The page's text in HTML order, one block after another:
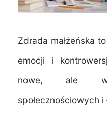
Zdrada małżeńska
emocji i
nowe, ale
społecznościowych